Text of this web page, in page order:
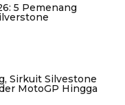
5 Pemenang
Sirkuit Silvestone
MotoGP Hingga